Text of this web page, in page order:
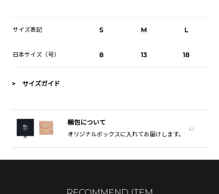
サイズ表記
日本サイズ（号）
S M L
8 13 18
> サイズガイド
梱包について
オリジナルボックスに入れてお届けします。